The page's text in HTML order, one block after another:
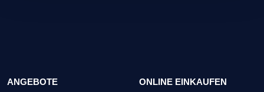
ANGEBOTE ONLINE EINKAUFEN